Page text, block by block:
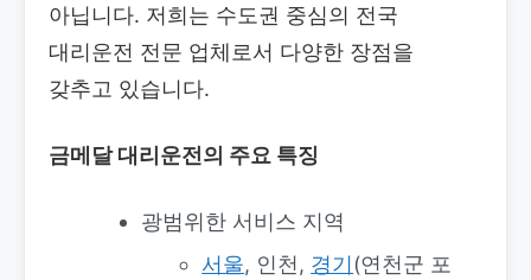
아닙니다. 저희는 수도권 중심의 전국
대리운전 전문 업체로서 다양한 장점을
갖추고 있습니다.
금메달 대리운전의 주요 특징
광범위한 서비스 지역
서울, 인천, 경기(연천군 포